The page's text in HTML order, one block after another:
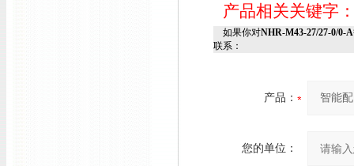
产品相关关键字
如果你对NHR-M43-27/27-0/0-
联系：
产品：
您的单位：